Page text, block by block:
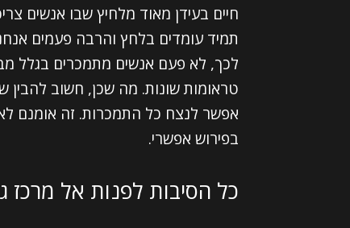
חיים בעידן מאוד מלחיץ שבו אנשים
תמיד עומדים בלחץ והרבה פעמים
לכך, לא פעם אנשים מתמכרים בגלל
טראומות שונות. מה שכן, חשוב להבין
אפשר לנצח כל התמכרות. זה אומנם לא
בפירוש אפשרי.
כל הסיבות לפנות אל מרכז